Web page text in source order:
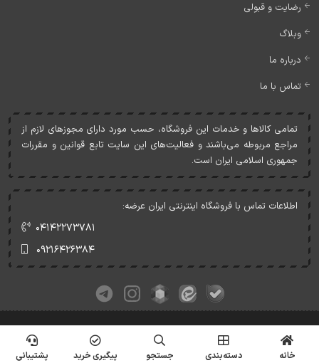
رضایت و قبولی
وبلاگ
درباره ما
تماس با ما
تمامی کالاها و خدمات اين فروشگاه، حسب مورد دارای مجوزهای لازم از
مراجع مربوطه می‌باشند و فعاليت‌های اين سايت تابع قوانين و مقررات
جمهوری اسلامی ايران است.
اطلاعات تماس با فروشگاه اینترنتی ایران عرضه:
۰۴۱۴۲۲۷۳۷۸۱
۰۹۲۱۶۴۲۶۳۸۴
کلیه حقوق این وبسایت متعلق به ایران عرضه می‌باشد.
© Copyrights - IranArze.ir - 1405
خانه دسته‌بندی جستجو پیگیری خرید پشتیبانی